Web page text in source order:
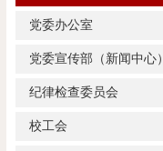
党委办公室
党委宣传部（新闻中心）
纪律检查委员会
校工会